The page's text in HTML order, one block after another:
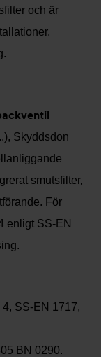
och är
Skyddsdon
smutsfilter,
För
enligt SS-EN
SS-EN 1717,
BN 0290.